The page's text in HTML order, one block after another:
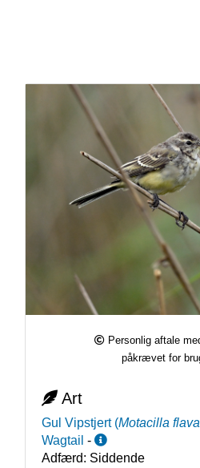
Personlig aftale
påkrævet for
Art
Gul Vipstjert (Motacilla flava
Wagtail -
Adfærd: Siddende